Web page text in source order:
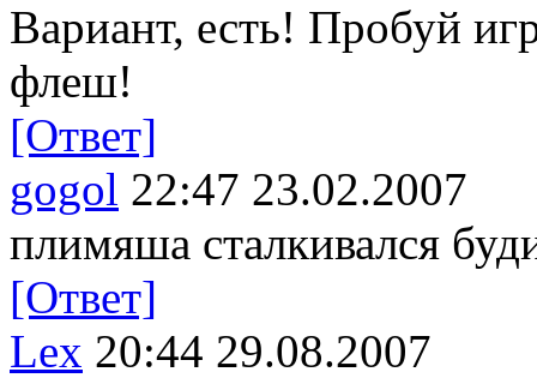
Вариант, есть! Пробуй
флеш!
[Ответ]
gogol 22:47 23.02.2007
плимяша сталкивался
[Ответ]
Lex 20:44 29.08.2007